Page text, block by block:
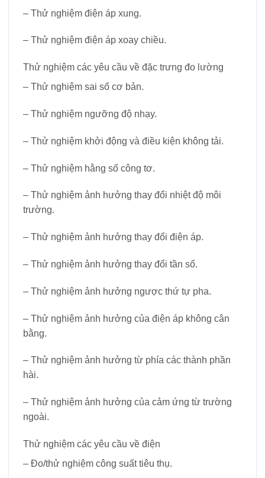
– Thử nghiệm điện áp xung.
– Thử nghiệm điện áp xoay chiều.
Thử nghiệm các yêu cầu về đặc trưng đo lường
– Thử nghiệm sai số cơ bản.
– Thử nghiệm ngưỡng độ nhạy.
– Thử nghiệm khởi động và điều kiện không tải.
– Thử nghiệm hằng số công tơ.
– Thử nghiệm ảnh hưởng thay đổi nhiệt độ môi
trường.
– Thử nghiệm ảnh hưởng thay đổi điện áp.
– Thử nghiệm ảnh hưởng thay đổi tần số.
– Thử nghiệm ảnh hưởng ngược thứ tự pha.
– Thử nghiệm ảnh hưởng của điện áp không cân
bằng.
– Thử nghiệm ảnh hưởng từ phía các thành phần
hài.
– Thử nghiệm ảnh hưởng của cảm ứng từ trường
ngoài.
Thử nghiệm các yêu cầu về điện
– Đo/thử nghiệm công suất tiêu thụ.